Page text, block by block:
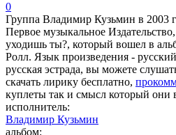
0
Группа Владимир Кузьмин в 2003
Первое музыкальное
уходишь ты?, который вошел в
Ролл. Язык произведения -
русская эстрада, вы можете
скачать лирику бесплатно,
куплеты так и смысл который они
исполнитель:
Владимир Кузьмин
альбом: